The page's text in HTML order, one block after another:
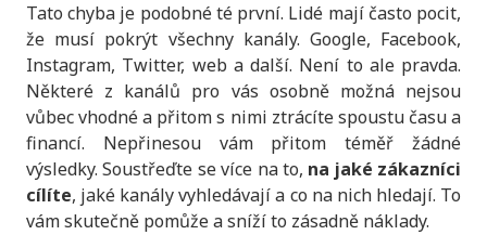
Tato chyba je podobné té první. Lidé mají často pocit,
že musí pokrýt všechny kanály. Google, Facebook,
Instagram, Twitter, web a další. Není to ale pravda.
Některé z kanálů pro vás osobně možná nejsou
vůbec vhodné a přitom s nimi ztrácíte spoustu času a
financí. Nepřinesou vám přitom téměř žádné
výsledky. Soustřeďte se více na to, na jaké zákazníci
cílíte, jaké kanály vyhledávají a co na nich hledají. To
vám skutečně pomůže a sníží to zásadně náklady.